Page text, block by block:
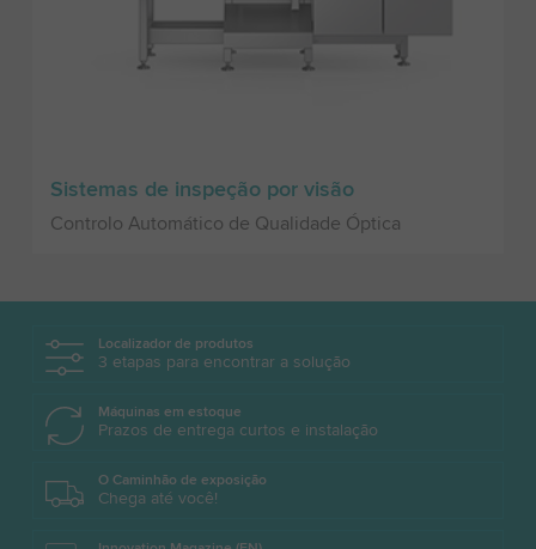
Sistemas de inspeção por visão
Controlo Automático de Qualidade Óptica
Localizador de produtos
3 etapas para encontrar a solução
Máquinas em estoque
Prazos de entrega curtos e instalação
O Caminhão de exposição
Chega até você!